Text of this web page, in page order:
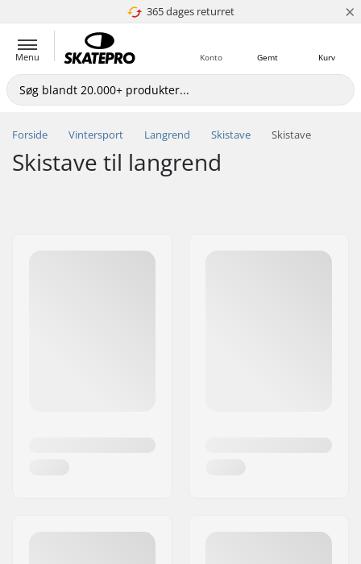
365 dages returret
4.8 ud af 5 ×
Menu Kurv
Gemt
Konto
Forside Vintersport Langrend Skistave Skistave
Skistave til langrend